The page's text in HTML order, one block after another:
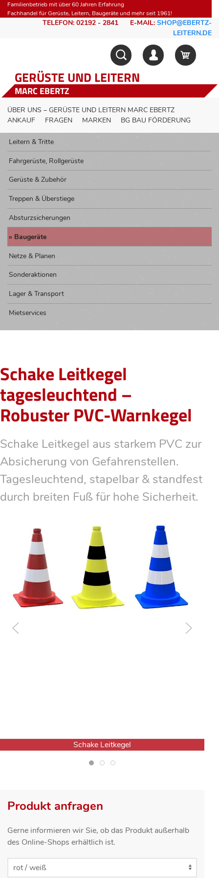
Familienbetrieb mit über 60 Jahren Erfahrung
Fachhandel für Gerüste, Leitern, Baugeräte und mehr seit 1961!
TELEFON: 02192 - 2841 E-MAIL: SHOP@EBERTZ-
LEITERN.DE
GERÜSTE UND LEITERN
MARC EBERTZ
ÜBER UNS – GERÜSTE UND LEITERN MARC EBERTZ
ANKAUF
FRAGEN MARKEN BG BAU FÖRDERUNG
Leitern & Tritte
Fahrgerüste, Rollgerüste
Gerüste & Zubehör
Treppen & Überstiege
Absturzsicherungen
Baugeräte
Netze & Planen
Sonderaktionen
Lager & Transport
Mietservices
Schake Leitkegel
tagesleuchtend –
Robuster PVC-Warnkegel
Schake Leitkegel aus starkem PVC zur
Absicherung von Gefahrenstellen.
Tagesleuchtend, stapelbar & standfest
durch breiten Fuß für hohe Sicherheit.
Schake Leitkegel
Produkt anfragen
Gerne informieren wir Sie, ob das Produkt außerhalb
des Online-Shops erhältlich ist.